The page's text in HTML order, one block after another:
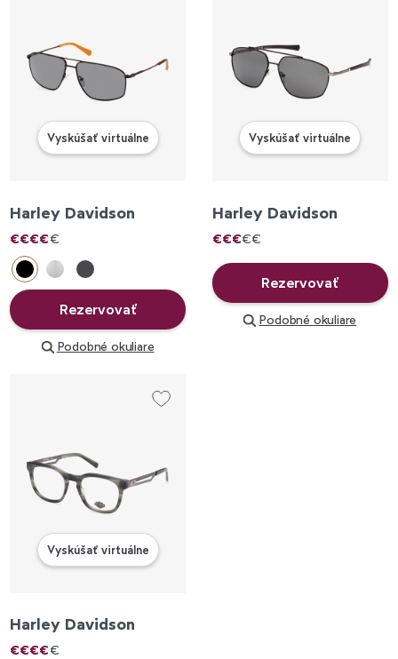
Vyskúšať virtuálne
Harley Davidson
€€€€€
Rezervovať
Podobné okuliare
Vyskúšať virtuálne
Harley Davidson
€€€€€
Rezervovať
Podobné okuliare
Vyskúšať virtuálne
Harley Davidson
€€€€€